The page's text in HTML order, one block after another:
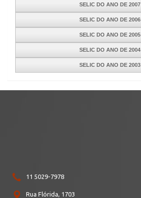
SELIC DO ANO DE 2007
SELIC DO ANO DE 2006
SELIC DO ANO DE 2005
SELIC DO ANO DE 2004
SELIC DO ANO DE 2003
11 5029-7978
Rua Flórida, 1703